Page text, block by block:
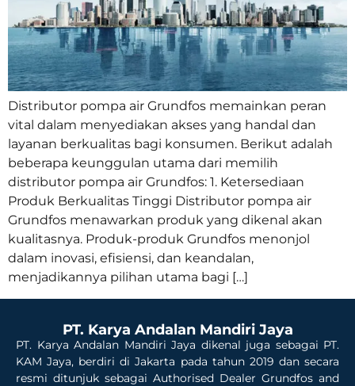
Distributor pompa air Grundfos memainkan peran
vital dalam menyediakan akses yang handal dan
layanan berkualitas bagi konsumen. Berikut adalah
beberapa keunggulan utama dari memilih
distributor pompa air Grundfos: 1. Ketersediaan
Produk Berkualitas Tinggi Distributor pompa air
Grundfos menawarkan produk yang dikenal akan
kualitasnya. Produk-produk Grundfos menonjol
dalam inovasi, efisiensi, dan keandalan,
menjadikannya pilihan utama bagi […]
PT. Karya Andalan Mandiri Jaya
PT. Karya Andalan Mandiri Jaya dikenal juga sebagai PT.
KAM Jaya, berdiri di Jakarta pada tahun 2019 dan secara
resmi ditunjuk sebagai Authorised Dealer Grundfos and